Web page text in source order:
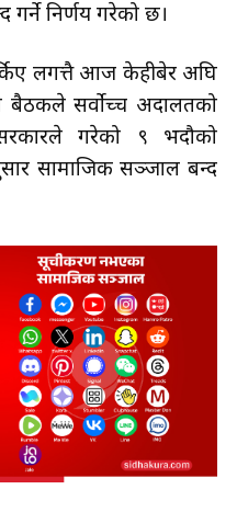
निर्णय गरेको छ।
लगत्तै आज केहीबेर अघि
बैठकले सर्वोच्च अदालतको
गरेको ९ भदौको
सामाजिक सञ्जाल बन्द